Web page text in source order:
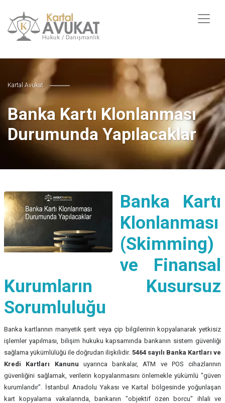
Kartal Avukat
Banka Kartı Klonlanması
Durumunda Yapılacaklar
Banka Kartı
Klonlanması
(Skimming)
ve Finansal
Kurumların Kusursuz
Sorumluluğu
Banka kartlarının manyetik şerit veya çip bilgilerinin kopyalanarak yetkisiz
işlemler yapılması, bilişim hukuku kapsamında bankanın sistem güvenliği
sağlama yükümlülüğü ile doğrudan ilişkilidir. 5464 sayılı Banka Kartları ve
Kredi Kartları Kanunu uyarınca bankalar, ATM ve POS cihazlarının
güvenliğini sağlamak, verilerin kopyalanmasını önlemekle yükümlü "güven
kurumlarıdır". İstanbul Anadolu Yakası ve Kartal bölgesinde yoğunlaşan
kart kopyalama vakalarında, bankanın "objektif özen borcu" ihlali ve